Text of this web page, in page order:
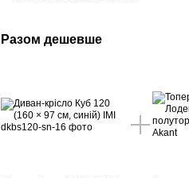
Разом дешевше